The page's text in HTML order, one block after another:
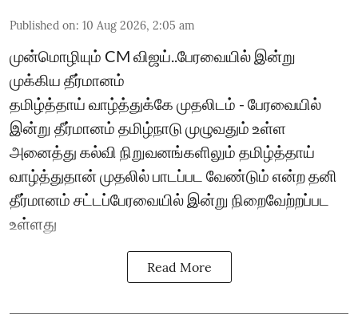
Published on: 10 Aug 2026, 2:05 am
முன்மொழியும் CM விஜய்..பேரவையில் இன்று
முக்கிய தீர்மானம்
தமிழ்த்தாய் வாழ்த்துக்கே முதலிடம் - பேரவையில்
இன்று தீர்மானம் தமிழ்நாடு முழுவதும் உள்ள
அனைத்து கல்வி நிறுவனங்களிலும் தமிழ்த்தாய்
வாழ்த்துதான் முதலில் பாடப்பட வேண்டும் என்ற தனி
தீர்மானம் சட்டப்பேரவையில் இன்று நிறைவேற்றப்பட
உள்ளது
Read More